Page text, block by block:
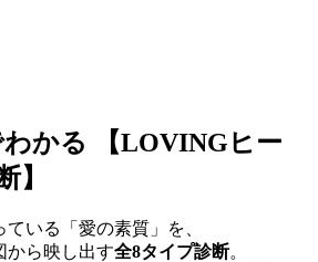
かる
【LOVINGヒー
】
いる「愛の素質」を、
から映し出す全8タイプ診断。